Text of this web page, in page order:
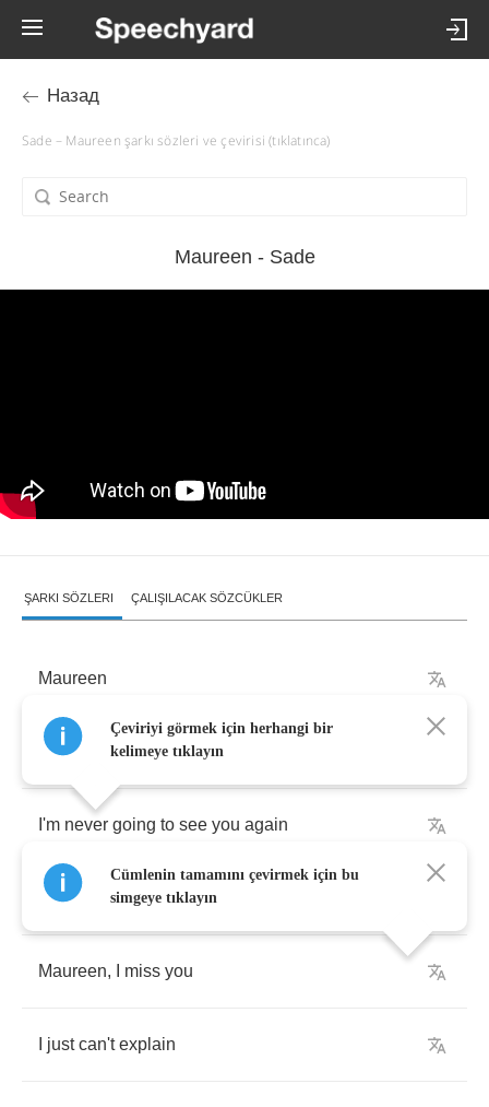
Назад
Sade – Maureen şarkı sözleri ve çevirisi (tıklatınca)
Maureen - Sade
ŞARKI SÖZLERI ÇALIŞILACAK SÖZCÜKLER
Maureen
It's hard to explain
I'm never going to see you again
And you'll never meet my
Maureen, miss you
just can't explain
Çeviriyi görmek için herhangi bir
kelimeye tıklayın
Cümlenin tamamını çevirmek için bu
simgeye tıklayın